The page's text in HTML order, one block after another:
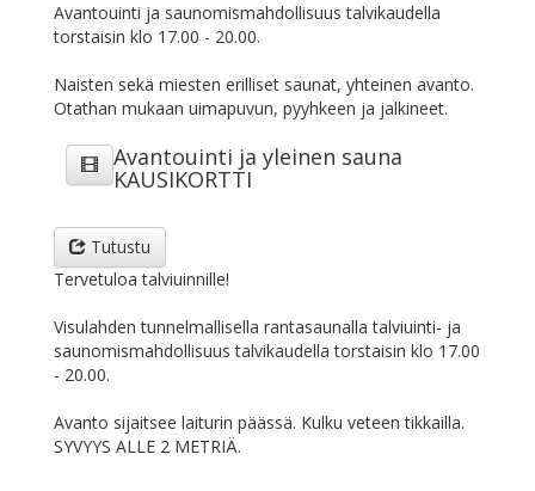
Avantouinti ja saunomismahdollisuus talvikaudella
torstaisin klo 17.00 - 20.00.
Naisten sekä miesten erilliset saunat, yhteinen avanto.
Otathan mukaan uimapuvun, pyyhkeen ja jalkineet.
Avantouinti ja yleinen sauna
KAUSIKORTTI
Tutustu
Tervetuloa talviuinnille!
Visulahden tunnelmallisella rantasaunalla talviuinti- ja
saunomismahdollisuus talvikaudella torstaisin klo 17.00
- 20.00.
Avanto sijaitsee laiturin päässä. Kulku veteen tikkailla.
SYVYYS ALLE 2 METRIÄ.